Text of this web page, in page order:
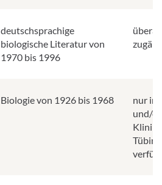
deutschsprachige
biologische Literatur von
1970 bis 1996
überall
Biologie von 1926 bis 1968
nur
und/